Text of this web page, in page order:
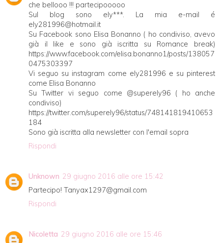
che bellooo !!! partecipooooo
Sul blog sono ely***. La mia e-mail é
ely281996@hotmail.it
Su Facebook sono Elisa Bonanno ( ho condiviso, avevo
già il like e sono già iscritta su Romance break)
https://www.facebook.com/elisa.bonanno1/posts/138057
0475303397
Vi seguo su instagram come ely281996 e su pinterest
come Elisa Bonanno
Su Twitter vi seguo come @superely96 ( ho anche
condiviso)
https://twitter.com/superely96/status/748141819410653
184
Sono già iscritta alla newsletter con l'email sopra
Rispondi
Unknown 29 giugno 2016 alle ore 15:42
Partecipo! Tanyax1297@gmail.com
Rispondi
Nicoletta 29 giugno 2016 alle ore 15:46